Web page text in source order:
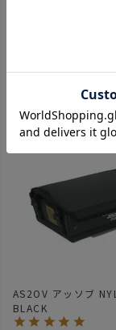
商品届きローバ
すぐさま酒の缶
AS2OV アッソブ
BLACK